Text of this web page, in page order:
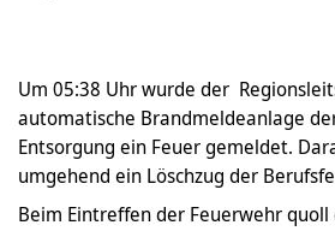
Um 05:38 Uhr wurde der
automatische Brandmeldeanlage
Entsorgung ein Feuer gemeldet.
umgehend ein Löschzug der
Beim Eintreffen der Feuerwehr